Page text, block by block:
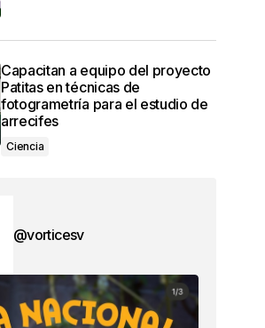
Capacitan a equipo del proyecto
Patitas en técnicas de
fotogrametría para el estudio de
arrecifes
Ciencia
@vorticesv